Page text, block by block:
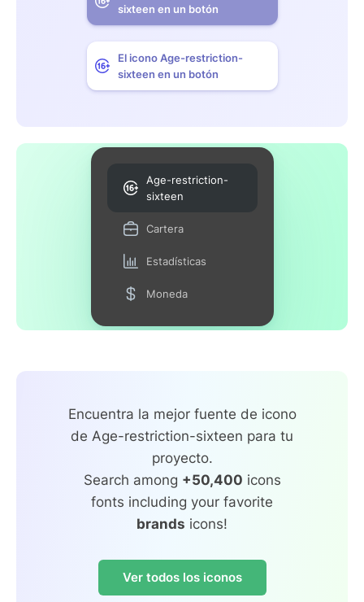
sixteen en un botón
El icono Age-restriction-
sixteen en un botón
Age-restriction-
sixteen
Cartera
Estadísticas
Moneda
Encuentra la mejor fuente de icono
de Age-restriction-sixteen para tu
proyecto.
Search among +50,400 icons
fonts including your favorite
brands icons!
Ver todos los iconos